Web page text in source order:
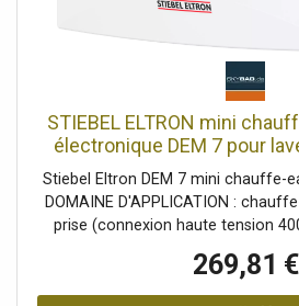
STIEBEL ELTRON mini
électronique DEM 7 pour
sans prise, raccordement
résistant à la pression +
Stiebel Eltron DEM 7 mini chauffe-
DOMAINE D'APPLICATION :
prise (connexion haute tension
(env. 35°C). Ne convient pas aux
bains - un petit réservoir de
269,81 €